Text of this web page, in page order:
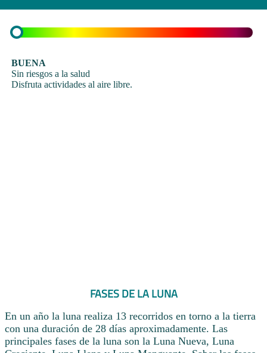
BUENA
Sin riesgos a la salud
Disfruta actividades al aire libre.
FASES DE LA LUNA
En un año la luna realiza 13 recorridos en torno a la tierra
con una duración de 28 días aproximadamente. Las
principales fases de la luna son la Luna Nueva, Luna